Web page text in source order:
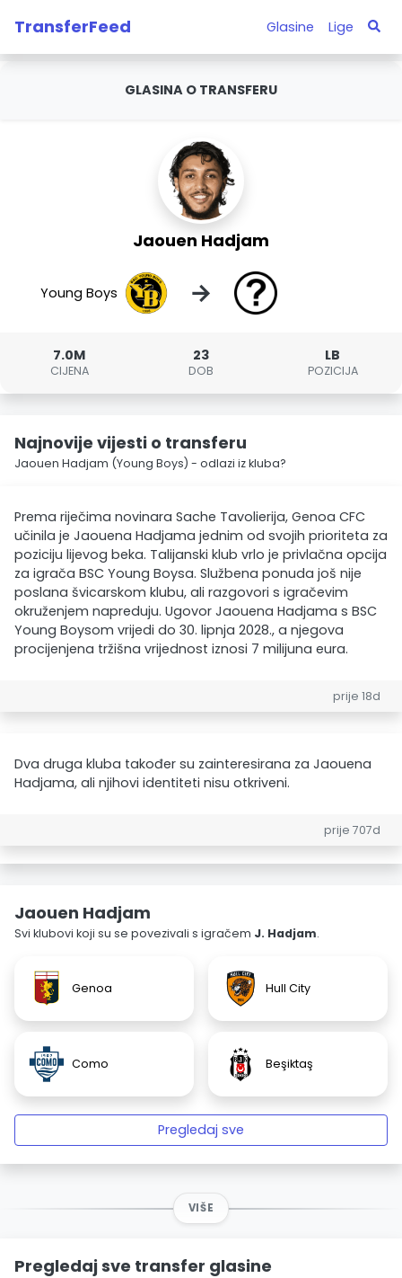
TransferFeed Glasine Lige
GLASINA O TRANSFERU
Jaouen Hadjam
Young Boys →
7.0M
CIJENA
23
DOB
LB
POZICIJA
Najnovije vijesti o transferu
Jaouen Hadjam (Young Boys) - odlazi iz kluba?
Prema riječima novinara Sache Tavolierija, Genoa CFC
učinila je Jaouena Hadjama jednim od svojih prioriteta za
poziciju lijevog beka. Talijanski klub vrlo je privlačna opcija
za igrača BSC Young Boysa. Službena ponuda još nije
poslana švicarskom klubu, ali razgovori s igračevim
okruženjem napreduju. Ugovor Jaouena Hadjama s BSC
Young Boysom vrijedi do 30. lipnja 2028., a njegova
procijenjena tržišna vrijednost iznosi 7 milijuna eura.
prije 18d
Dva druga kluba također su zainteresirana za Jaouena
Hadjama, ali njihovi identiteti nisu otkriveni.
prije 707d
Jaouen Hadjam
Svi klubovi koji su se povezivali s igračem J. Hadjam.
Genoa Hull City
Como Beşiktaş
Pregledaj sve
VIŠE
Pregledaj sve transfer glasine